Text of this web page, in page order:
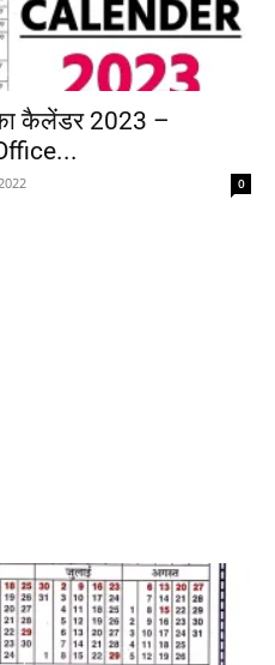
कैलेंडर 2023 –
0